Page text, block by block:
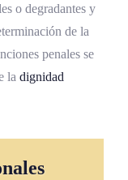
o degradantes y
de la
penales se
la dignidad